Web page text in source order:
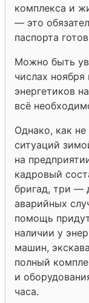
комплекса и
— это
паспорта
Можно быть
числах ноября
энергетиков
всё
Однако, как не
ситуаций
на
кадровый
бригад, три —
аварийных
помощь
наличии у
машин,
полный
и
часа.